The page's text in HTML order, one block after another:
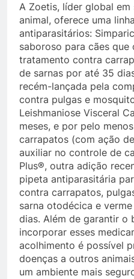
A Zoetis, líder global em
animal, oferece uma
antiparasitários:
saboroso para cães
tratamento contra
de sarnas por até 35
recém-lançada pela
contra pulgas e
Leishmaniose Visceral
meses, e por pelo
carrapatos (com ação
auxiliar no controle de
Plus®, outra adição
pipeta antiparasitária
contra carrapatos,
sarna otodécica e
dias. Além de garantir o
incorporar esses
acolhimento é possível
doenças a outros
um ambiente mais